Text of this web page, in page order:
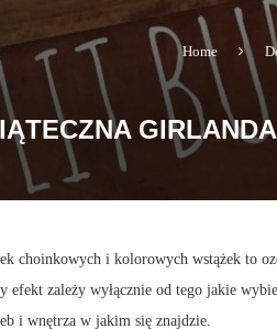
Home
choinkowych i kolorowych wstążek to
efekt zależy wyłącznie od tego jakie
i wnętrza w jakim się znajdzie.